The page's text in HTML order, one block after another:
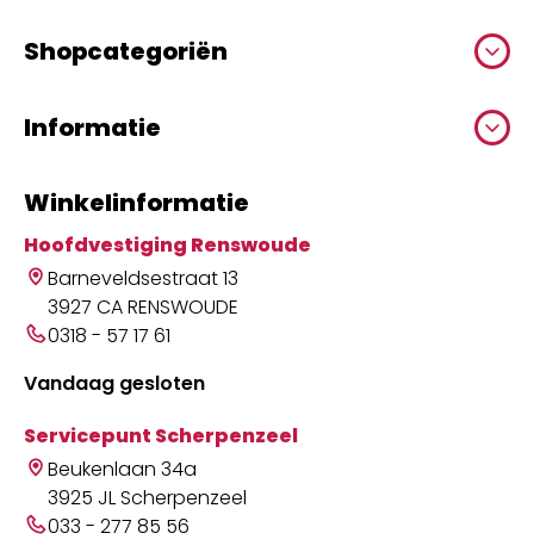
Shopcategoriën
Informatie
Winkelinformatie
Hoofdvestiging Renswoude
Barneveldsestraat 13
3927 CA RENSWOUDE
0318 - 57 17 61
Vandaag gesloten
Servicepunt Scherpenzeel
Beukenlaan 34a
3925 JL Scherpenzeel
033 - 277 85 56